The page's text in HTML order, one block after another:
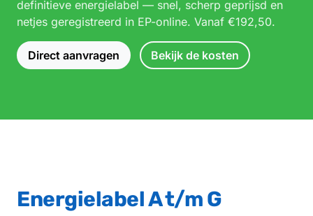
definitieve energielabel — snel, scherp geprijsd en
netjes geregistreerd in EP-online. Vanaf €192,50.
Direct aanvragen Bekijk de kosten
Energielabel A t/m G